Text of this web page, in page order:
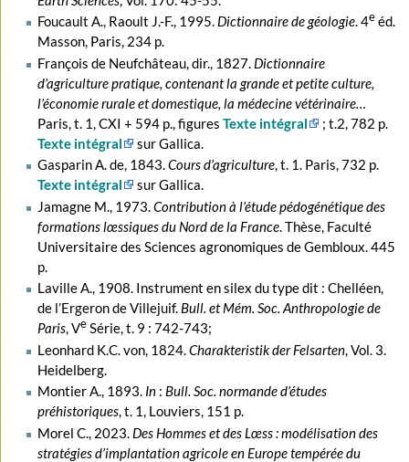
Foucault A., Raoult J.-F., 1995. Dictionnaire de géologie. 4eéd.
Masson, Paris, 234 p.
François de Neufchâteau, dir., 1827. Dictionnaire
d’agriculture pratique, contenant la grande et petite culture,
l’économie rurale et domestique, la médecine vétérinaire…
Paris, t. 1, CXI + 594 p., figures Texte intégral
; t.2, 782 p.
Texte intégral
sur Gallica.
Gasparin A. de, 1843.Cours d’agriculture, t. 1. Paris, 732 p.
Texte intégral
sur Gallica.
Jamagne M., 1973.Contribution à l’étude pédogénétique des
formations lœssiques du Nord de la France. Thèse, Faculté
Universitaire des Sciences agronomiques de Gembloux. 445
p.
Laville A., 1908. Instrument en silex du type dit : Chelléen,
de l’Ergeron de Villejuif. Bull. et Mém. Soc. Anthropologie de
Paris, VeSérie, t. 9 : 742-743;
Leonhard K.C. von, 1824.Charakteristik der Felsarten, Vol. 3.
Heidelberg.
Montier A., 1893. In: Bull. Soc. normande d’études
préhistoriques, t. 1, Louviers, 151 p.
Morel C., 2023. Des Hommes et des Lœss : modélisation des
stratégies d’implantation agricole en Europe tempérée du